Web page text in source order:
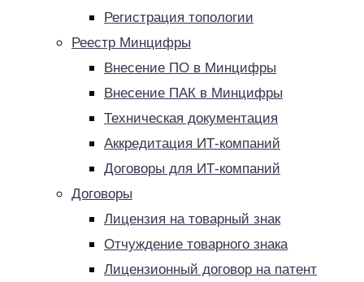
Регистрация топологии
Реестр Минцифры
Внесение ПО в Минцифры
Внесение ПАК в Минцифры
Техническая документация
Аккредитация ИТ-компаний
Договоры для ИТ-компаний
Договоры
Лицензия на товарный знак
Отчуждение товарного знака
Лицензионный договор на патент